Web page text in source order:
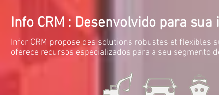
Info CRM : Desenvolvido para sua
Infor CRM propose des solutions robustes et flexibles
oferece recursos especializados para a seu segmento